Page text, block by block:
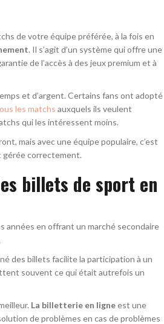
de votre équipe préférée, à la fois en
. Il s’agit d’un système qui offre une
de l’accès à des jeux premium et à
et d’argent. Certains fans ont adopté
les matchs auxquels ils veulent
qui les intéressent moins.
mais avec une équipe populaire, c’est
correctement.
billets de sport en
années en offrant un marché secondaire
des billets facilite la participation à un
souvent ce qui était autrefois un
La billetterie en ligneest une
de problèmes en cas de problèmes